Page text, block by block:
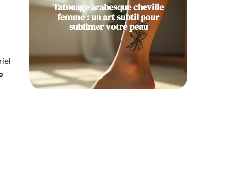
Tatouage arabesque cheville
femme : un art subtil pour
sublimer votre peau